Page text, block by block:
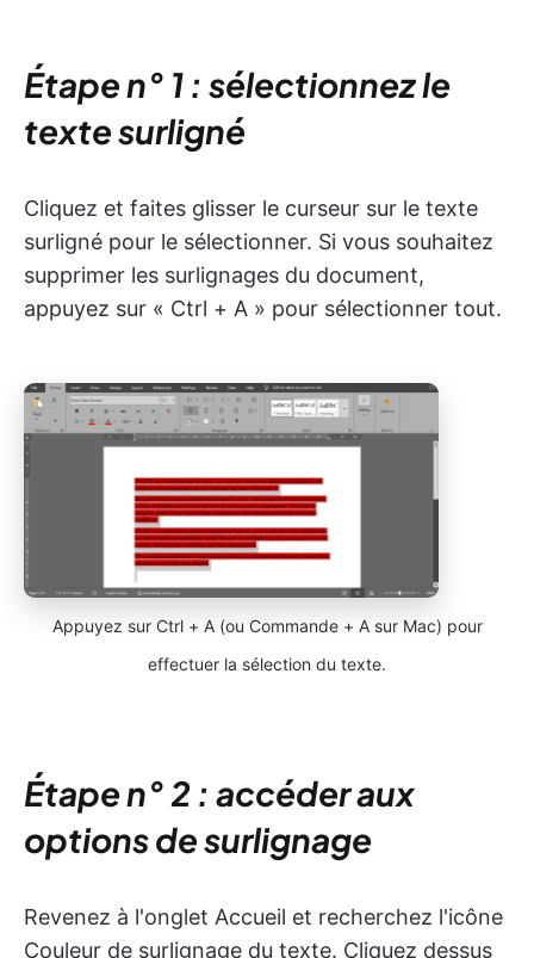
Étape n° 1 : sélectionnez le
texte surligné
Cliquez et faites glisser le curseur sur le texte
surligné pour le sélectionner. Si vous souhaitez
supprimer les surlignages du document,
appuyez sur « Ctrl + A » pour sélectionner tout.
Appuyez sur Ctrl + A (ou Commande + A sur Mac) pour
effectuer la sélection du texte.
Étape n° 2 : accéder aux
options de surlignage
Revenez à l'onglet Accueil et recherchez l'icône
Couleur de surlignage du texte. Cliquez dessus